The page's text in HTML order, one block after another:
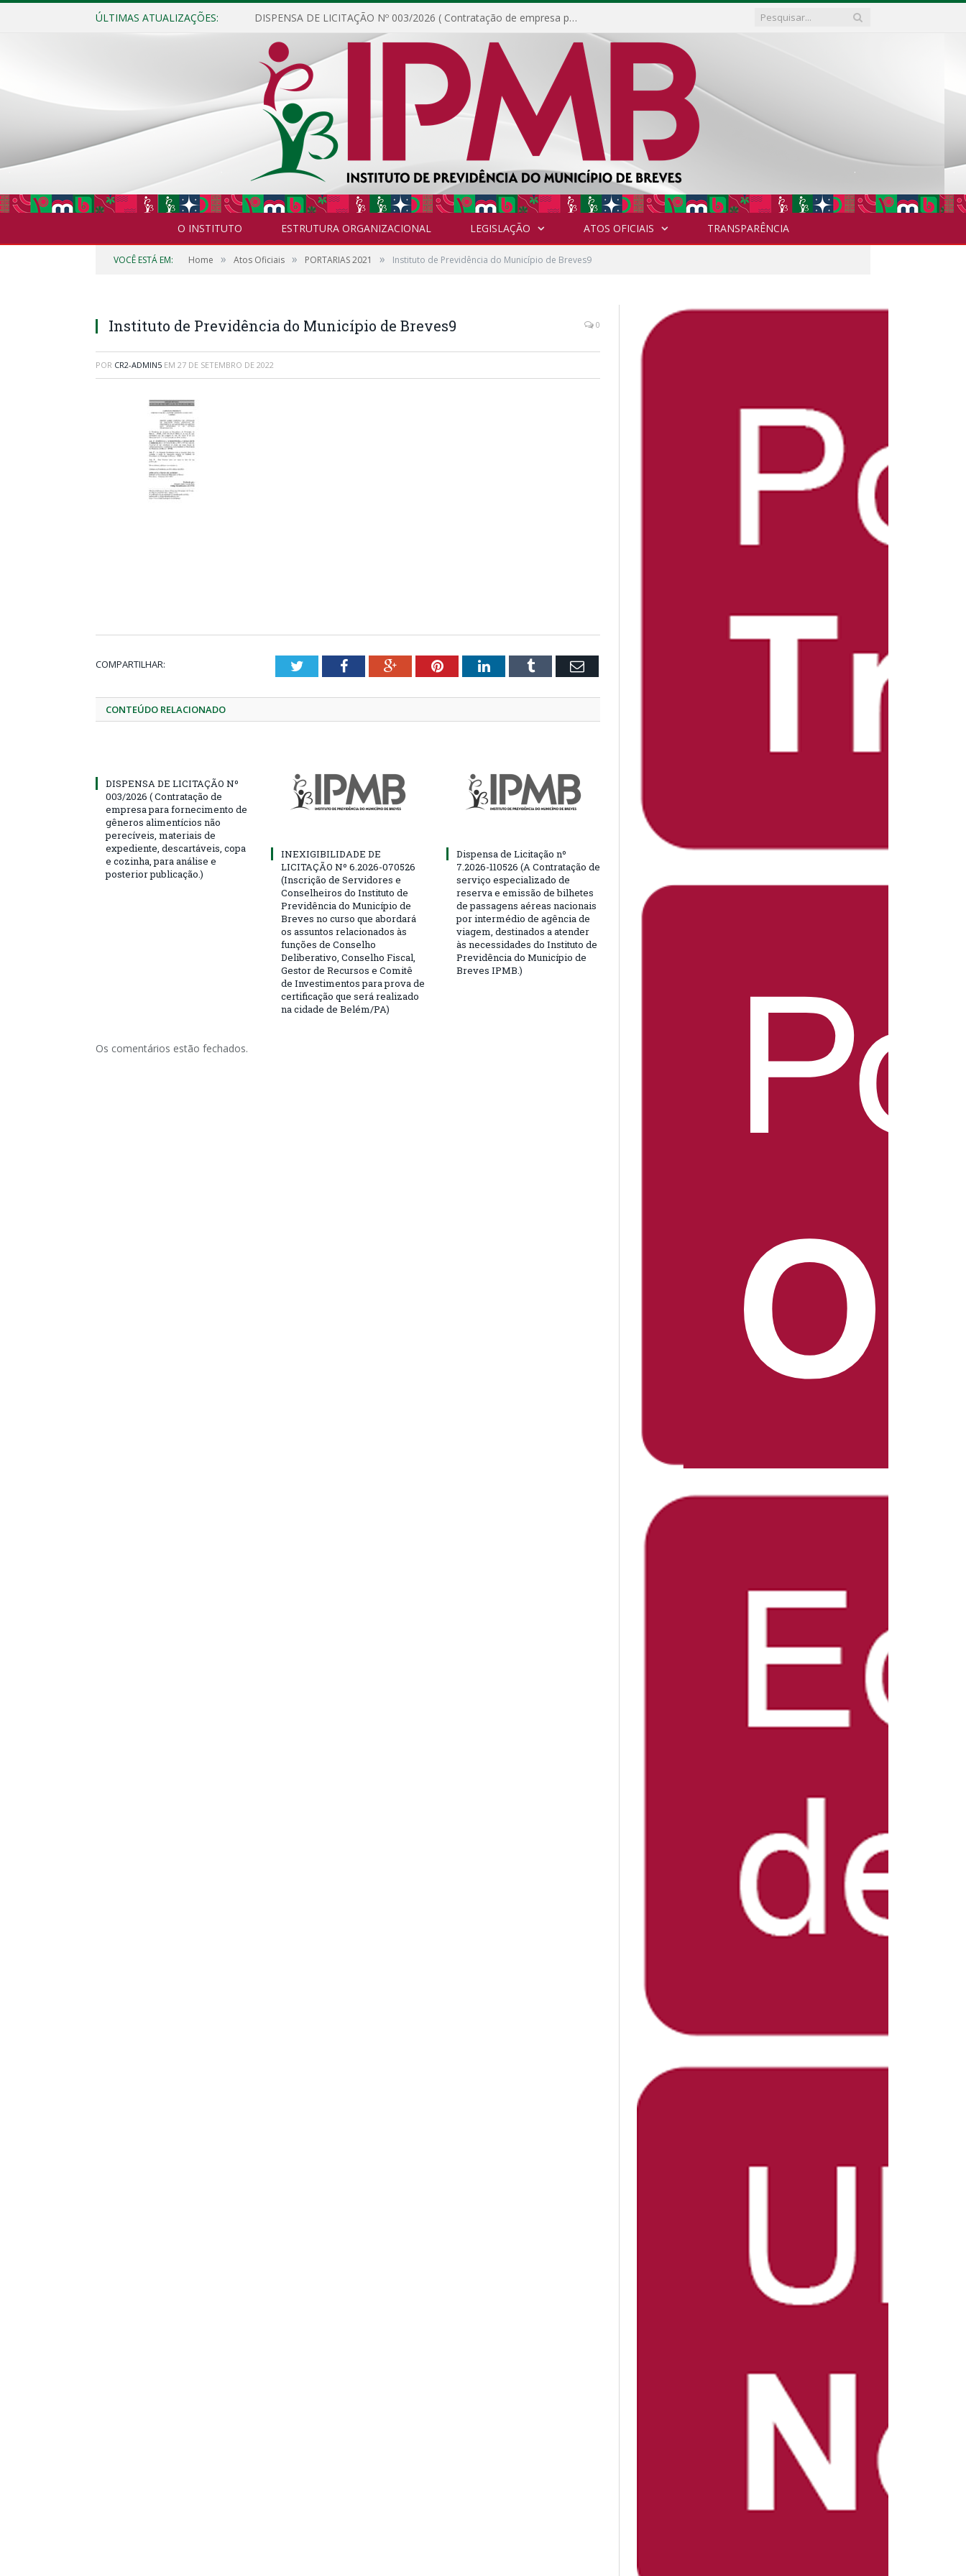
ÚLTIMAS ATUALIZAÇÕES: DISPENSA DE LICITAÇÃO Nº 003/2026 ( Contratação de empresa para fornecimento de gêneros alimentícios não perecíveis, materiais de expediente, descartáveis, copa e cozinha, para análise e posterior publicação.)
O INSTITUTO ESTRUTURA ORGANIZACIONAL LEGISLAÇÃO ATOS OFICIAIS TRANSPARÊNCIA
VOCÊ ESTÁ EM: Home » Atos Oficiais » PORTARIAS 2021 » Instituto de Previdência do Município de Breves9
Instituto de Previdência do Município de Breves9 0
POR CR2-ADMIN5 EM 27 DE SETEMBRO DE 2022
COMPARTILHAR: TwitterFacebookGoogle+PinterestLinkedInTumblr Email
CONTEÚDO RELACIONADO
DISPENSA DE LICITAÇÃO Nº
003/2026 ( Contratação de
empresa para fornecimento de
gêneros alimentícios não
perecíveis, materiais de
expediente, descartáveis, copa
e cozinha, para análise e
posterior publicação.)
INEXIGIBILIDADE DE
LICITAÇÃO Nº 6.2026-070526
(Inscrição de Servidores e
Conselheiros do Instituto de
Previdência do Município de
Breves no curso que abordará
os assuntos relacionados às
funções de Conselho
Deliberativo, Conselho Fiscal,
Gestor de Recursos e Comitê
de Investimentos para prova de
certificação que será realizado
na cidade de Belém/PA)
Dispensa de Licitação nº
7.2026-110526 (A Contratação de
serviço especializado de
reserva e emissão de bilhetes
de passagens aéreas nacionais
por intermédio de agência de
viagem, destinados a atender
às necessidades do Instituto de
Previdência do Município de
Breves IPMB.)
Os comentários estão fechados.